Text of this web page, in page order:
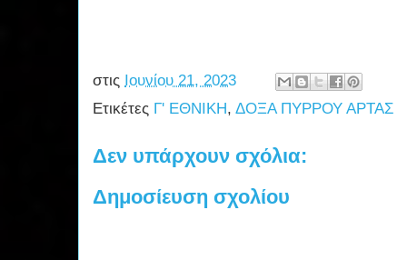
στις Ιουνίου 21, 2023
Ετικέτες Γ' ΕΘΝΙΚΗ, ΔΟΞΑ ΠΥΡΡΟΥ ΑΡΤΑΣ
Δεν υπάρχουν σχόλια:
Δημοσίευση σχολίου